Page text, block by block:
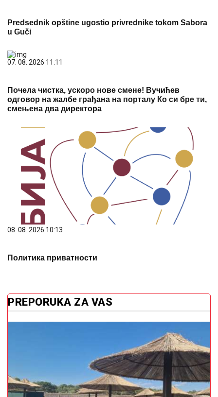
одговор на жалбе грађана на порталу Ко си бре ти,
смењена два директора
08. 08. 2026 10:13
Политика приватности
PREPORUKA ZA VAS
TURISTA OGORČEN ZBOG CIJENA„Zašto bih platio
"Izgledalo je traumatično" Voditeljka
otkrila da se plašila da saopšti
roditeljima da se razvodi